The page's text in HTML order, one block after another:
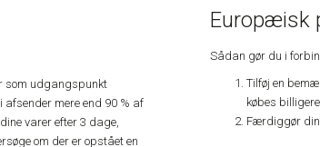
som udgangspunkt
mere end 90 % af
varer efter 3 dage,
om der er opstået en
Europæisk
Sådan gør du i
Tilføj en
købes billigere
Færdiggør